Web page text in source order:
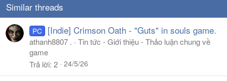
Similar threads
PC [Indie] Crimson Oath - "Guts" in souls game.
athanh8807 .
Tin tức - Giới thiệu - Thảo luận chung về
game
Trả lời 2 24/5/26